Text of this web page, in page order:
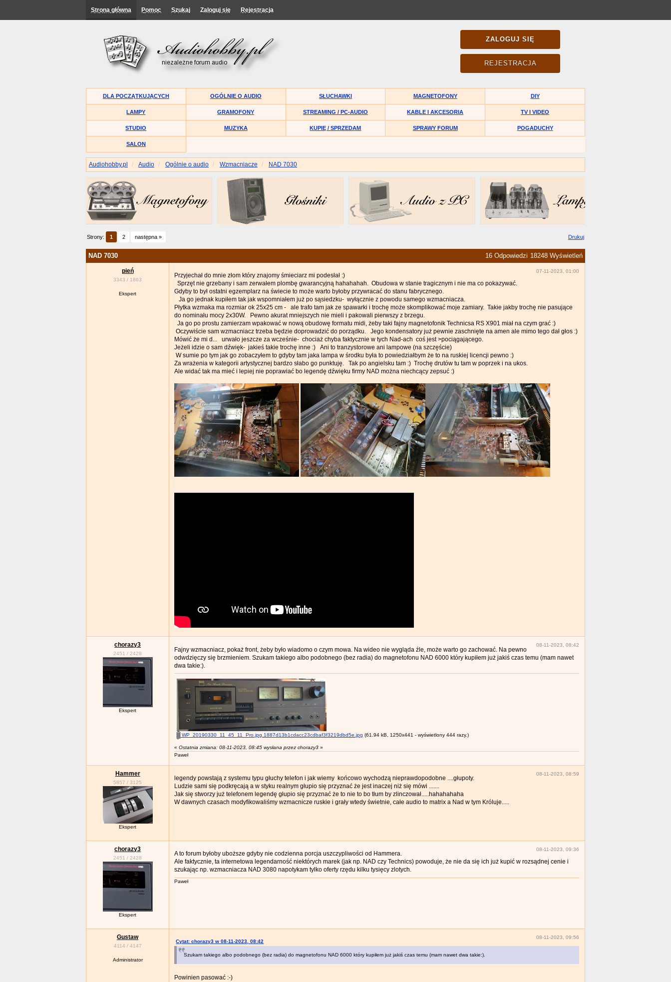
Strona główna Pomoc Szukaj Zaloguj się Rejestracja
ZALOGUJ SIĘ
REJESTRACJA
DLA POCZĄTKUJĄCYCH OGÓLNIE O AUDIO SŁUCHAWKI MAGNETOFONY DIY
LAMPY GRAMOFONY STREAMING / PC-AUDIO KABLE I AKCESORIA TV I VIDEO
STUDIO MUZYKA KUPIĘ / SPRZEDAM SPRAWY FORUM POGADUCHY
SALON
Audiohobby.pl Audio Ogólnie o audio Wzmacniacze NAD 7030
Drukuj
Strony: 1 2 następna »
NAD 7030 16 Odpowiedzi 18248 Wyświetleń
pień
3343 / 1863
Ekspert
07-11-2023, 01:00
Przyjechał do mnie złom który znajomy śmieciarz mi podesłał :)
Sprzęt nie grzebany i sam zerwałem plombę gwarancyjną hahahahah. Obudowa w stanie tragicznym i nie ma co pokazywać.
Gdyby to był ostatni egzemplarz na świecie to może warto byłoby przywracać do stanu fabrycznego.
Ja go jednak kupiłem tak jak wspomniałem już po sąsiedzku- wyłącznie z powodu samego wzmacniacza.
Płytka wzmaka ma rozmiar ok 25x25 cm - ale trafo tam jak ze spawarki i trochę może skomplikować moje zamiary. Takie jakby trochę nie pasujące
do nominału mocy 2x30W. Pewno akurat mniejszych nie mieli i pakowali pierwszy z brzegu.
Ja go po prostu zamierzam wpakować w nową obudowę formatu midi, żeby taki fajny magnetofonik Technicsa RS X901 miał na czym grać :)
Oczywiście sam wzmacniacz trzeba będzie doprowadzić do porządku. Jego kondensatory już pewnie zaschnięte na amen ale mimo tego dał głos :)
Mówić że mi d... urwało jeszcze za wcześnie- chociaż chyba faktycznie w tych Nad-ach coś jest >pociągającego.
Jeżeli idzie o sam dźwięk- jakieś takie trochę inne :) Ani to tranzystorowe ani lampowe (na szczęście)
W sumie po tym jak go zobaczyłem to gdyby tam jaka lampa w środku była to powiedziałbym że to na ruskiej licencji pewno :)
Za wrażenia w kategorii artystycznej bardzo słabo go punktuję. Tak po angielsku tam :) Trochę drutów tu tam w poprzek i na ukos.
Ale widać tak ma mieć i lepiej nie poprawiać bo legendę dźwięku firmy NAD można niechcący zepsuć :)
chorazy3
2451 /2428
Ekspert
08-11-2023, 08:42
Fajny wzmacniacz, pokaż front, żeby było wiadomo o czym mowa. Na wideo nie wygląda źle, może warto go zachować. Na pewno
odwdzięczy się brzmieniem. Szukam takiego albo podobnego (bez radia) do magnetofonu NAD 6000 który kupiłem już jakiś czas temu (mam nawet
dwa takie:).
WP_20190330_11_45_11_Pro.jpg.1887d13b1cdacc23cdbaf3f3219dbd5e.jpg (61.94 kB, 1250x441 - wyświetlony 444 razy.)
«Ostatnia zmiana: 08-11-2023, 08:45 wysłana przez chorazy3 »
Paweł
Hammer
5857 /3125
Ekspert
08-11-2023, 08:59
legendy powstają z systemu typu głuchy telefon i jak wiemy końcowo wychodzą nieprawdopodobne ....głupoty.
Ludzie sami się podkręcają a w styku realnym głupio się przyznać że jest inaczej niż się mówi .......
Jak się stworzy już telefonem legendę głupio się przyznać że to nie to bo tłum by zlinczował.....hahahahaha
W dawnych czasach modyfikowaliśmy wzmacnicze ruskie i grały wtedy świetnie, całe audio to matrix a Nad w tym Króluje.....
chorazy3
2451 /2428
Ekspert
08-11-2023, 09:36
A to forum byłoby uboższe gdyby nie codzienna porcja uszczypliwości od Hammera.
Ale faktycznie, ta internetowa legendarność niektórych marek (jak np. NAD czy Technics) powoduje, że nie da się ich już kupić w rozsądnej cenie i
szukając np. wzmacniacza NAD 3080 napotykam tylko oferty rzędu kilku tysięcy zlotych.
Paweł
Gustaw
4114 / 4147
Administrator
08-11-2023, 09:56
Cytat: chorazy3 w 08-11-2023, 08:42
Szukam takiego albo podobnego (bez radia) do magnetofonu NAD 6000 który kupiłem już jakiś czas temu (mam nawet dwa takie:).
Powinien pasować :-)